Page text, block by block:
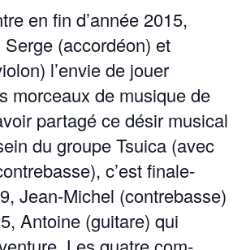
en fin d’année 2015,
(accordéon) et
l’envie de jouer
morceaux de musique de
partagé ce désir musi­cal
du groupe Tsuica (avec
c’est finale­
Jean-Michel (con­tre­basse)
Antoine (gui­tare) qui